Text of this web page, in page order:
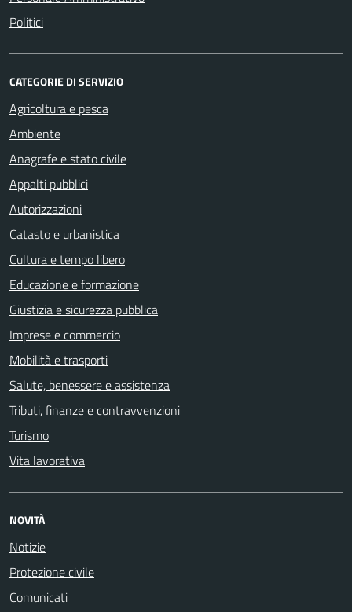
Politici
CATEGORIE DI SERVIZIO
Agricoltura e pesca
Ambiente
Anagrafe e stato civile
Appalti pubblici
Autorizzazioni
Catasto e urbanistica
Cultura e tempo libero
Educazione e formazione
Giustizia e sicurezza pubblica
Imprese e commercio
Mobilità e trasporti
Salute, benessere e assistenza
Tributi, finanze e contravvenzioni
Turismo
Vita lavorativa
NOVITÀ
Notizie
Protezione civile
Comunicati